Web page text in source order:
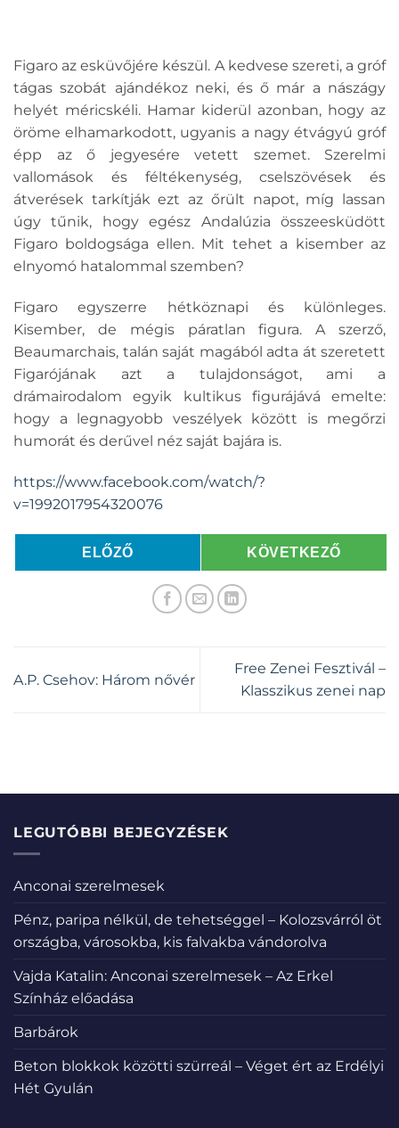
Figaro az esküvőjére készül. A kedvese szereti, a gróf
tágas szobát ajándékoz neki, és ő már a nászágy
helyét méricskéli. Hamar kiderül azonban, hogy az
öröme elhamarkodott, ugyanis a nagy étvágyú gróf
épp az ő jegyesére vetett szemet. Szerelmi
vallomások és féltékenység, cselszövések és
átverések tarkítják ezt az őrült napot, míg lassan
úgy tűnik, hogy egész Andalúzia összeesküdött
Figaro boldogsága ellen. Mit tehet a kisember az
elnyomó hatalommal szemben?
Figaro egyszerre hétköznapi és különleges.
Kisember, de mégis páratlan figura. A szerző,
Beaumarchais, talán saját magából adta át szeretett
Figarójának azt a tulajdonságot, ami a
drámairodalom egyik kultikus figurájává emelte:
hogy a legnagyobb veszélyek között is megőrzi
humorát és derűvel néz saját bajára is.
https://www.facebook.com/watch/?
v=1992017954320076
ELŐZŐ KÖVETKEZŐ
A.P. Csehov: Három nővér
Free Zenei Fesztivál –
Klasszikus zenei nap
LEGUTÓBBI BEJEGYZÉSEK
Anconai szerelmesek
Pénz, paripa nélkül, de tehetséggel – Kolozsvárról öt
országba, városokba, kis falvakba vándorolva
Vajda Katalin: Anconai szerelmesek – Az Erkel
Színház előadása
Barbárok
Beton blokkok közötti szürreál – Véget ért az Erdélyi
Hét Gyulán